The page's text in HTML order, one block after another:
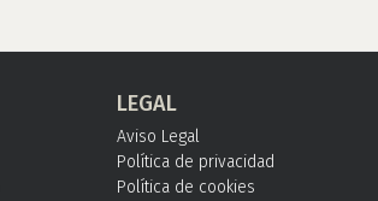
LEGAL
Aviso Legal
Política de privacidad
Política de cookies